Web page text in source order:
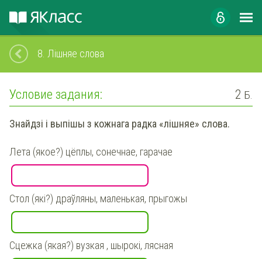
8. Лішняе слова
Условие задания: 2 Б.
Знайдзі і выпішы з кожнага радка «лішняе» слова.
Лета (якое?) цёплы, сонечнае, гарачае
Стол (які?) драўляны, маленькая, прыгожы
Сцежка (якая?) вузкая , шырокі, лясная